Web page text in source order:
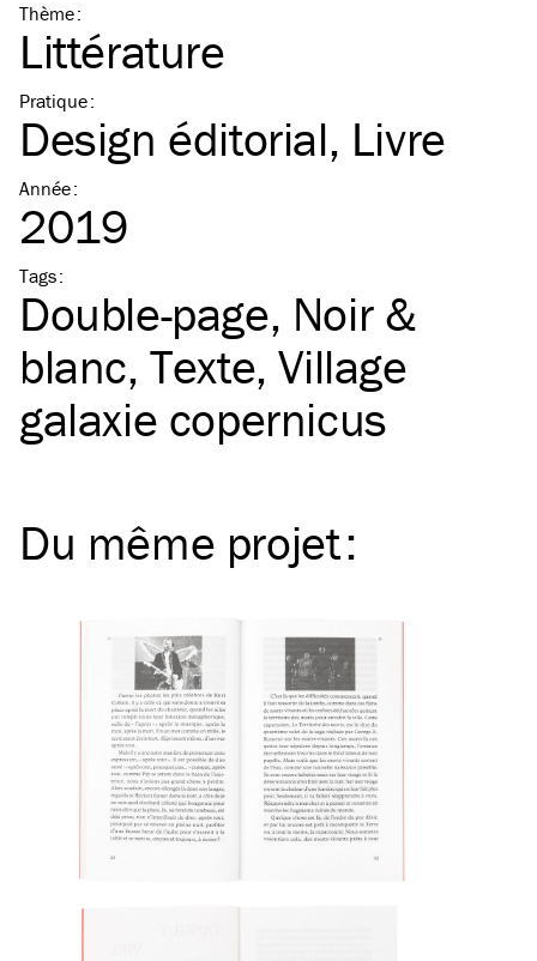
Thème:
Littérature
Pratique:
Design éditorial Livre
Année:
2019
Tags:
Double-page Noir &
blanc Texte Village
galaxie copernicus
Du même projet: